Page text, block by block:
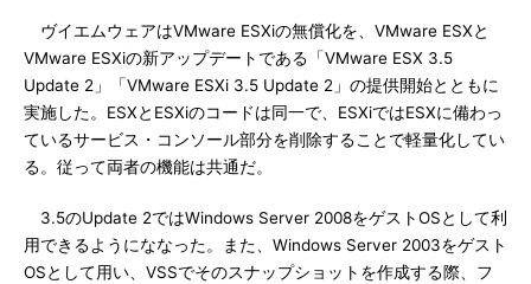
ヴイエムウェアはVMware ESXiの無償化を、VMware ESXと
VMware ESXiの新アップデートである「VMware ESX 3.5
Update 2」「VMware ESXi 3.5 Update 2」の提供開始とともに
実施した。ESXとESXiのコードは同一で、ESXiではESXに備わっ
ているサービス・コンソール部分を削除することで軽量化してい
る。従って両者の機能は共通だ。
3.5のUpdate 2ではWindows Server 2008をゲストOSとして利
用できるようにななった。また、Windows Server 2003をゲスト
OSとして用い、VSSでそのスナップショットを作成する際、フ